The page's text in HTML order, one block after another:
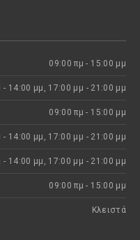
09:00 πμ - 15:00 μμ
- 14:00 μμ, 17:00 μμ - 21:00 μμ
09:00 πμ - 15:00 μμ
- 14:00 μμ, 17:00 μμ - 21:00 μμ
- 14:00 μμ, 17:00 μμ - 21:00 μμ
09:00 πμ - 15:00 μμ
Kλειστά